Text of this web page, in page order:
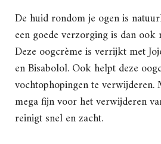
De huid rondom je ogen is
een goede verzorging is dan
Deze oogcrème is verrijkt met
en Bisabolol. Ook helpt deze
vochtophopingen te
mega fijn voor het verwijderen
reinigt snel en zacht.